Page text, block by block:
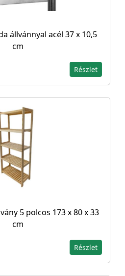
állvánnyal acél 37 x 10,5
cm
Részlet
5 polcos 173 x 80 x 33
cm
Részlet